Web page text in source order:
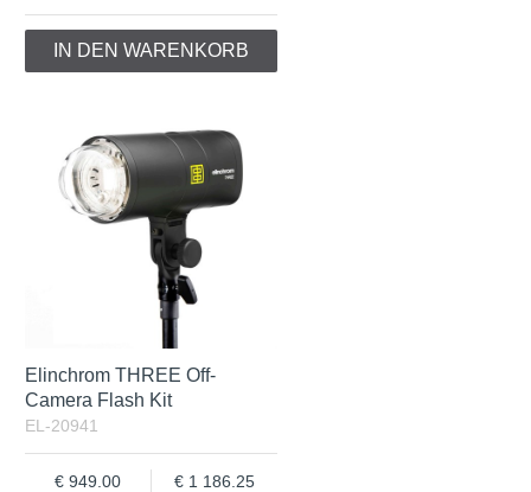
IN DEN WARENKORB
Elinchrom THREE Off-
Camera Flash Kit
EL-20941
949.00
1 186.25